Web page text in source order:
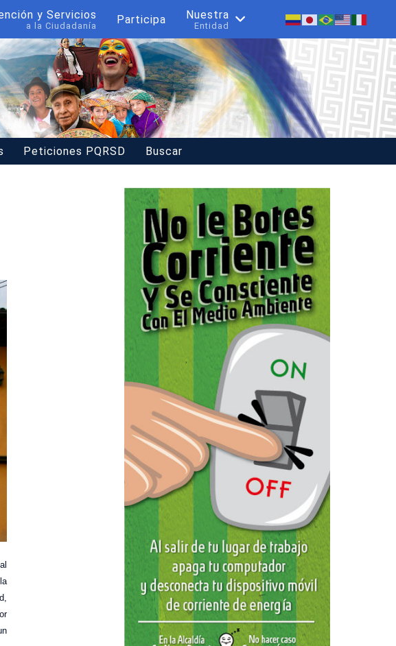
y Servicios
a la Ciudadanía Participa Nuestra
Entidad
Peticiones PQRSD Buscar